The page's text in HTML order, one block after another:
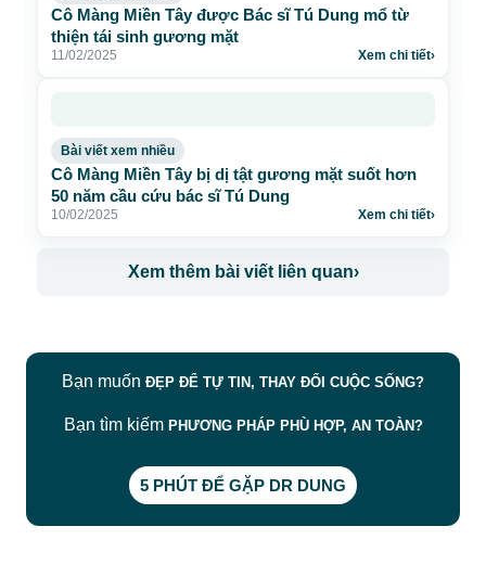
Cô Màng Miền Tây được Bác sĩ Tú Dung mổ từ
thiện tái sinh gương mặt
11/02/2025 Xem chi tiết›
Bài viết xem nhiều
Cô Màng Miền Tây bị dị tật gương mặt suốt hơn
50 năm cầu cứu bác sĩ Tú Dung
10/02/2025 Xem chi tiết›
Xem thêm bài viết liên quan›
Bạn muốn ĐẸP ĐỂ TỰ TIN, THAY ĐỔI CUỘC SỐNG?
Bạn tìm kiếm PHƯƠNG PHÁP PHÙ HỢP, AN TOÀN?
5 PHÚT ĐỂ GẶP DR DUNG